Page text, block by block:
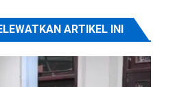
ARTIKEL INI